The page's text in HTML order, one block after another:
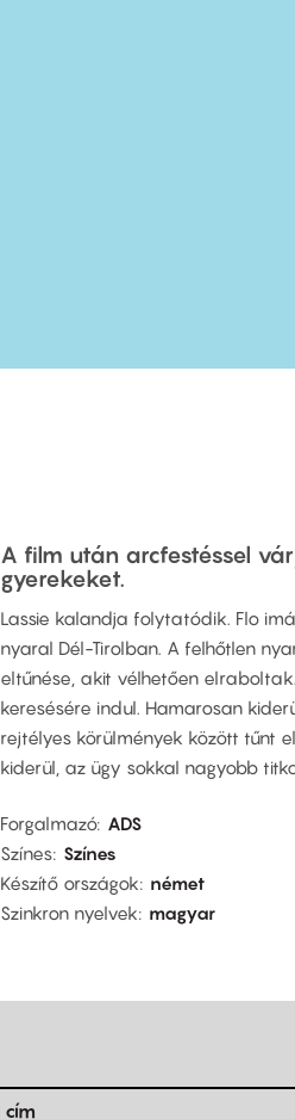
A film után arcfestéssel
gyerekeket.
Lassie kalandja folytatódik. Flo
nyaral Dél-Tirolban. A felhőtlen
eltűnése, akit vélhetően
keresésére indul. Hamarosan
rejtélyes körülmények között tűnt
kiderül, az ügy sokkal nagyobb
Forgalmazó ADS
Színes Színes
Készítő országok
német
Szinkron nyelvek
magyar